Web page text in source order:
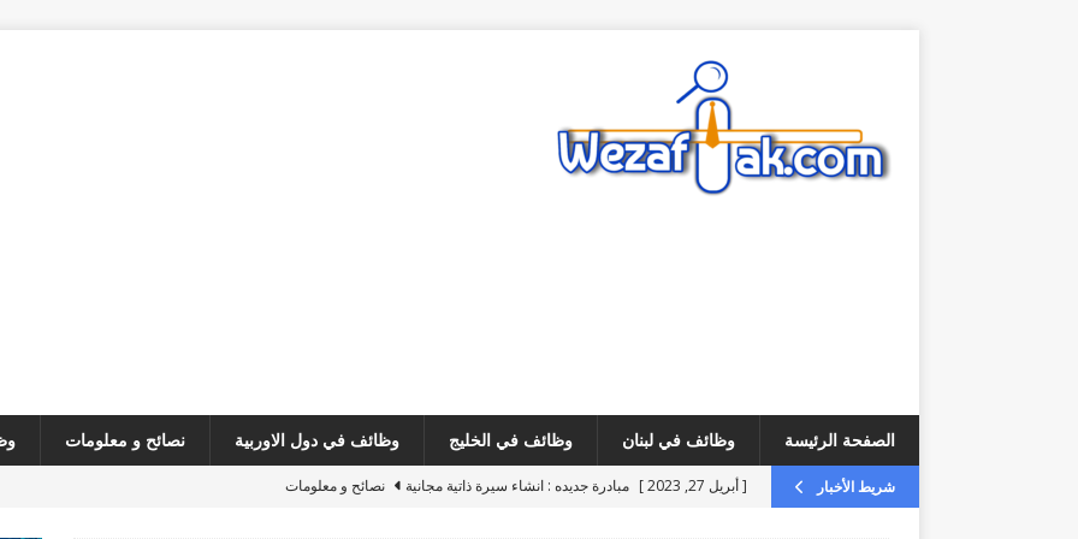
الصفحة الرئيسة وظائف في لبنان وظائف في الخليج وظائف في دول الاوربية نصائح و معلومات
شريط الأخبار [ أبريل 27, 2023 ] مبادرة جديده : انشاء سيرة ذاتية مجانية
نصائح و معلومات